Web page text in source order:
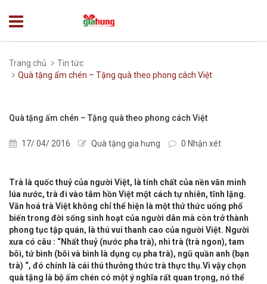
Trang chủ
Tin tức
Quà tặng ấm chén – Tặng quà theo phong cách Việt
Quà tặng ấm chén – Tặng quà theo phong cách Việt
17/ 04/ 2016 Quà tặng gia hưng 0 Nhận xét
Trà là quốc thuỷ của người Việt, là tính chất của nền văn minh
lúa nước, trà đi vào tâm hồn Việt một cách tự nhiên, tĩnh lặng.
Văn hoá trà Việt không chỉ thể hiện là một thứ thức uống phổ
biến trong đời sống sinh hoạt của người dân mà còn trở thành
phong tục tập quán, là thú vui thanh cao của người Việt. Người
xưa có câu : “Nhất thuỷ (nước pha trà), nhì trà (trà ngon), tam
bôi, tứ bình (bôi và bình là dụng cụ pha trà), ngũ quần anh (bạn
trà) “, đó chính là cái thú thưởng thức trà thực thụ.Vì vậy chọn
quà tặng là bộ ấm chén có một ý nghĩa rất quan trọng, nó thể